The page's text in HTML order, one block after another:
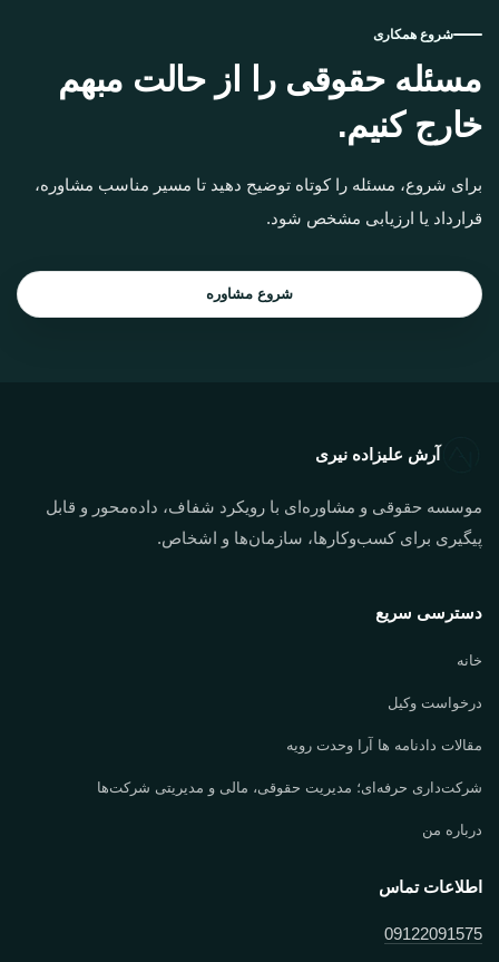
شروع همکاری
مسئله حقوقی را از حالت مبهم
خارج کنیم.
برای شروع، مسئله را کوتاه توضیح دهید تا مسیر مناسب مشاوره،
قرارداد یا ارزیابی مشخص شود.
شروع مشاوره
آرش علیزاده نیری
موسسه حقوقی و مشاوره‌ای با رویکرد شفاف، داده‌محور و قابل
پیگیری برای کسب‌وکارها، سازمان‌ها و اشخاص.
دسترسی سریع
خانه
درخواست وکیل
مقالات دادنامه ها آرا وحدت رویه
شرکت‌داری حرفه‌ای؛ مدیریت حقوقی، مالی و مدیریتی شرکت‌ها
درباره من
اطلاعات تماس
09122091575